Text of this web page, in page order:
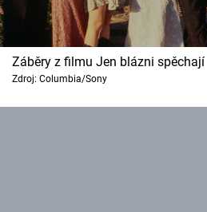
Záběry z filmu Jen blázni spěchají
Zdroj: Columbia/Sony